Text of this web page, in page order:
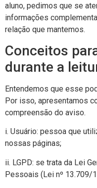
aluno, pedimos que se
informações
relação que mantemos.
Conceitos
durante a
Entendemos que esse
Por isso, apresentamos
compreensão do aviso.
i. Usuário: pessoa que
nossas páginas;
ii. LGPD: se trata da Lei
Pessoais (Lei nº 13.709/